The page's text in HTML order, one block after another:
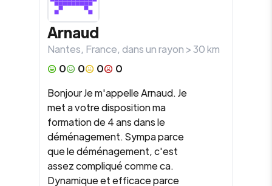
Arnaud
Nantes, France, dans un rayon >30km
0
0 0
0
Bonjour Je m'appelle Arnaud. Je
met a votre disposition ma
formation de 4 ans dans le
déménagement. Sympa parce
que le déménagement, c'est
assez compliqué comme ca.
Dynamique et efficace parce